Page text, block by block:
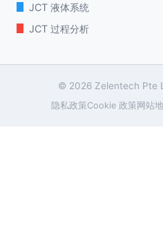
JCT 液体系统
JCT 过程分析
© 2026 Zelentech Pte
隐私政策Cookie 政策 网站